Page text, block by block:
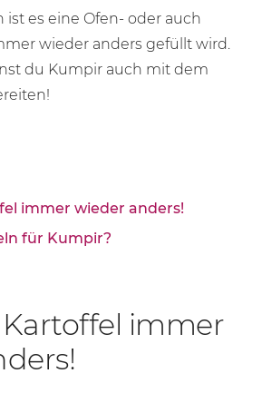
es eine Ofen- oder auch
wieder anders gefüllt wird.
du Kumpir auch mit dem
immer wieder anders!
für Kumpir?
immer